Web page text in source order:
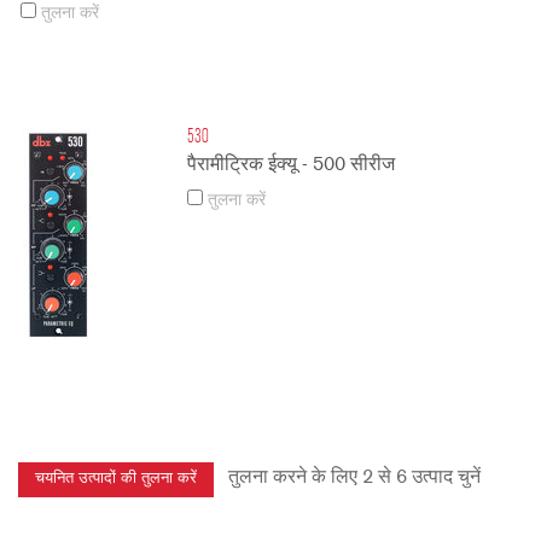
तुलना करें
530
पैरामीट्रिक ईक्यू - 500 सीरीज
तुलना करें
तुलना करने के लिए 2 से 6 उत्पाद चुनें